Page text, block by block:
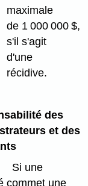
maximale
de 1 000 000 $,
s'il s'agit
d'une
récidive.
des
et des
Si une
commet une